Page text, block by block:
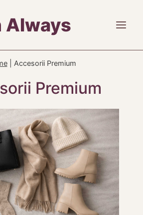
Always
| Accesorii Premium
Premium